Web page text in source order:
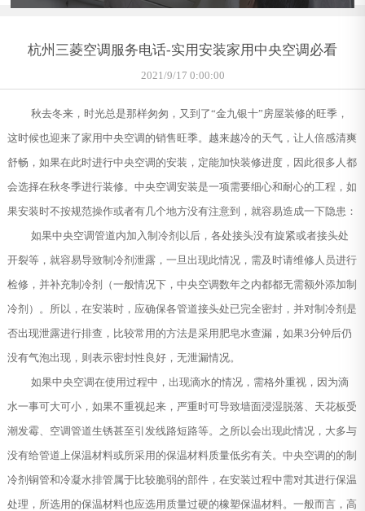
杭州三菱空调服务电话-实用安装家用中央空调必看
2021/9/17 0:00:00
秋去冬来，时光总是那样匆匆，又到了“金九银十”房屋装修的旺季，
这时候也迎来了家用中央空调的销售旺季。越来越冷的天气，让人倍感清爽
舒畅，如果在此时进行中央空调的安装，定能加快装修进度，因此很多人都
会选择在秋冬季进行装修。中央空调安装是一项需要细心和耐心的工程，如
果安装时不按规范操作或者有几个地方没有注意到，就容易造成一下隐患：
如果中央空调管道内加入制冷剂以后，各处接头没有旋紧或者接头处
开裂等，就容易导致制冷剂泄露，一旦出现此情况，需及时请维修人员进行
检修，并补充制冷剂（一般情况下，中央空调数年之内都都无需额外添加制
冷剂）。所以，在安装时，应确保各管道接头处已完全密封，并对制冷剂是
否出现泄露进行排查，比较常用的方法是采用肥皂水查漏，如果3分钟后仍
没有气泡出现，则表示密封性良好，无泄漏情况。
如果中央空调在使用过程中，出现滴水的情况，需格外重视，因为滴
水一事可大可小，如果不重视起来，严重时可导致墙面浸湿脱落、天花板受
潮发霉、空调管道生锈甚至引发线路短路等。之所以会出现此情况，大多与
没有给管道上保温材料或所采用的保温材料质量低劣有关。中央空调的的制
冷剂铜管和冷凝水排管属于比较脆弱的部件，在安装过程中需对其进行保温
处理，所选用的保温材料也应选用质量过硬的橡塑保温材料。一般而言，高